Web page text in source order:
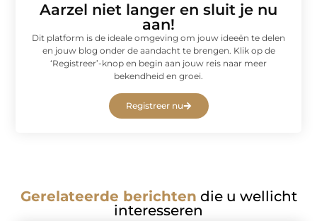
Aarzel niet langer en sluit je nu
aan!
Dit platform is de ideale omgeving om jouw ideeën te delen
en jouw blog onder de aandacht te brengen. Klik op de
‘Registreer’-knop en begin aan jouw reis naar meer
bekendheid en groei.
Registreer nu
Gerelateerde berichten die u wellicht
interesseren